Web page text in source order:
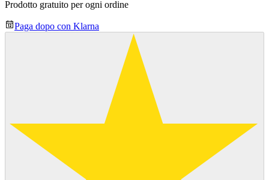
Prodotto gratuito per ogni ordine
Paga dopo con Klarna